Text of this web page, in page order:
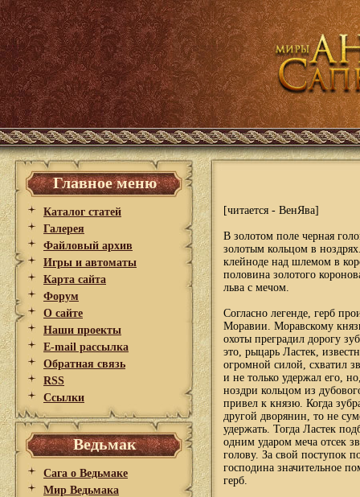
Главное меню
Каталог статей
Галерея
Файловый архив
Игры и автоматы
Карта сайта
Форум
О сайте
Наши проекты
E-mail рассылка
Обратная связь
RSS
Ссылки
Ведьмак
Сага о Ведьмаке
Мир Ведьмака
[читается - ВенЯва]
В золотом поле черная
золотым кольцом в
клейноде над шлемом в
половина золотого
льва с мечом.
Согласно легенде, герб
Моравии. Моравскому
охоты преградил дорогу
это, рыцарь Ластек,
огромной силой, схватил
и не только удержал его,
ноздри кольцом из
привел к князю. Когда
другой дворянин, то не
удержать. Тогда Ластек
одним ударом меча отсек
голову. За свой поступок
господина значительное
герб.